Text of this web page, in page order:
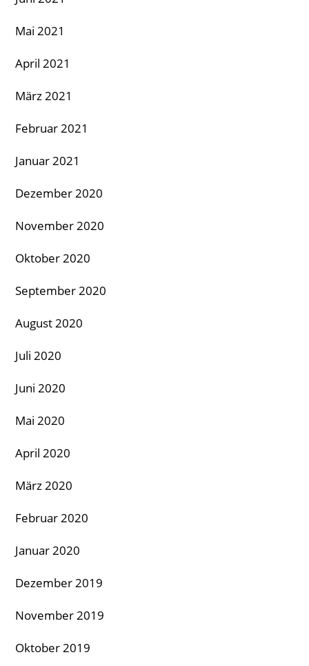
Mai 2021
April 2021
März 2021
Februar 2021
Januar 2021
Dezember 2020
November 2020
Oktober 2020
September 2020
August 2020
Juli 2020
Juni 2020
Mai 2020
April 2020
März 2020
Februar 2020
Januar 2020
Dezember 2019
November 2019
Oktober 2019